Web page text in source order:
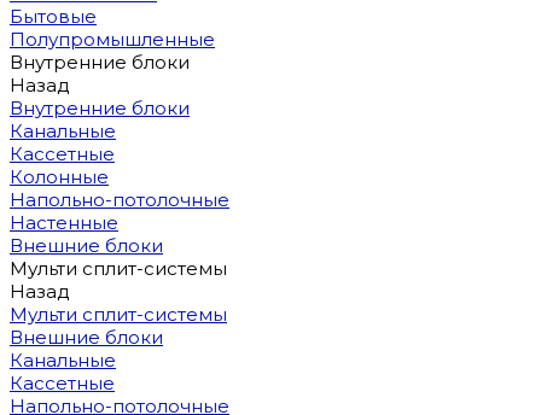
Бытовые
Полупромышленные
Внутренние блоки
Назад
Внутренние блоки
Канальные
Кассетные
Колонные
Напольно-потолочные
Настенные
Внешние блоки
Мульти сплит-системы
Назад
Мульти сплит-системы
Внешние блоки
Канальные
Кассетные
Напольно-потолочные